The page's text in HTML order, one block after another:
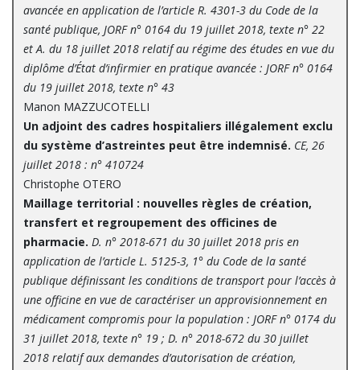
avancée en application de l’article R. 4301-3 du Code de la
santé publique, JORF n° 0164 du 19 juillet 2018, texte n° 22
et A. du 18 juillet 2018 relatif au régime des études en vue du
diplôme d’État d’infirmier en pratique avancée : JORF n° 0164
du 19 juillet 2018, texte n° 43
Manon MAZZUCOTELLI
Un adjoint des cadres hospitaliers illégalement exclu
du système d’astreintes peut être indemnisé. CE, 26
juillet 2018 : n° 410724
Christophe OTERO
Maillage territorial : nouvelles règles de création,
transfert et regroupement des officines de
pharmacie. D. n° 2018-671 du 30 juillet 2018 pris en
application de l’article L. 5125-3, 1° du Code de la santé
publique définissant les conditions de transport pour l’accès à
une officine en vue de caractériser un approvisionnement en
médicament compromis pour la population : JORF n° 0174 du
31 juillet 2018, texte n° 19 ; D. n° 2018-672 du 30 juillet
2018 relatif aux demandes d’autorisation de création,